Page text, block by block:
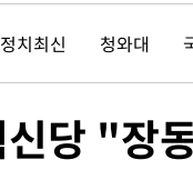
독]중수청 지원 검사들, 정
고 37도 찜통더위…곳곳 소
구 이재영·이다영 자매, 아
정치최신 청와대
당 "장